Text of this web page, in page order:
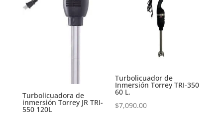
Turbolicuadora de
inmersión Torrey JR TRI-
550 120L
Turbolicuador de
Inmersión Torrey TRI-350
60 L.
$7,090.00